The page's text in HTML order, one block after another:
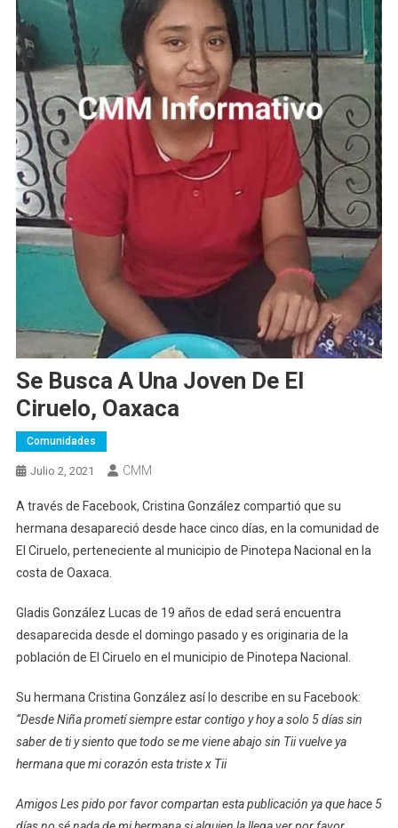
Se Busca A Una Joven De El
Ciruelo, Oaxaca
Comunidades
Julio 2, 2021 CMM
A través de Facebook, Cristina González compartió que su
hermana desapareció desde hace cinco días, en la comunidad de
El Ciruelo, perteneciente al municipio de Pinotepa Nacional en la
costa de Oaxaca.
Gladis González Lucas de 19 años de edad será encuentra
desaparecida desde el domingo pasado y es originaria de la
población de El Ciruelo en el municipio de Pinotepa Nacional.
Su hermana Cristina González así lo describe en su Facebook:
“Desde Niña prometí siempre estar contigo y hoy a solo 5 días sin
saber de ti y siento que todo se me viene abajo sin Tii vuelve ya
hermana que mi corazón esta triste x Tii
Amigos Les pido por favor compartan esta publicación ya que hace 5